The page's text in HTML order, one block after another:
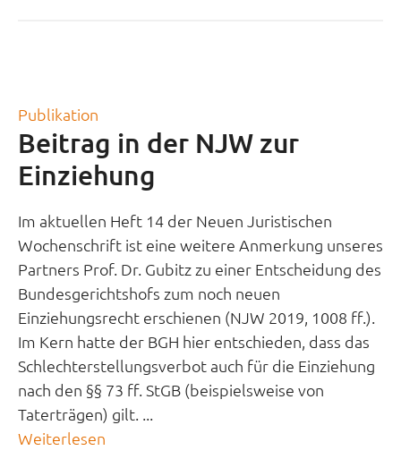
Publikation
Beitrag in der NJW zur
Einziehung
Im aktuellen Heft 14 der Neuen Juristischen
Wochenschrift ist eine weitere Anmerkung unseres
Partners Prof. Dr. Gubitz zu einer Entscheidung des
Bundesgerichtshofs zum noch neuen
Einziehungsrecht erschienen (NJW 2019, 1008 ff.).
Im Kern hatte der BGH hier entschieden, dass das
Schlechterstellungsverbot auch für die Einziehung
nach den §§ 73 ff. StGB (beispielsweise von
Taterträgen) gilt. ...
Weiterlesen